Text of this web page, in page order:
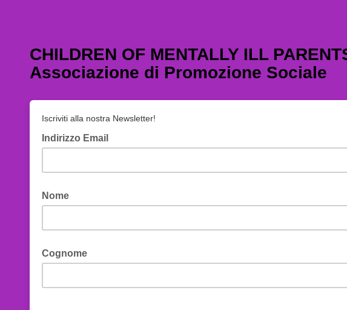
CHILDREN OF MENTALLY ILL
Associazione di Promozione Sociale
Iscriviti alla nostra Newsletter!
Indirizzo Email
Nome
Cognome